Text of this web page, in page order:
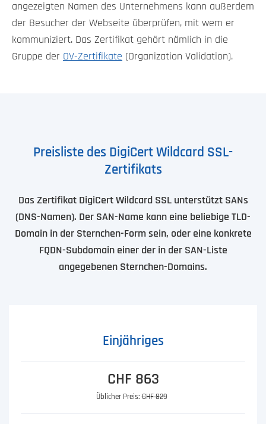
angezeigten Namen des Unternehmens kann außerdem
der Besucher der Webseite überprüfen, mit wem er
kommuniziert. Das Zertifikat gehört nämlich in die
Gruppe der OV-Zertifikate (Organization Validation).
Preisliste des DigiCert Wildcard SSL-
Zertifikats
Das Zertifikat DigiCert Wildcard SSL unterstützt SANs
(DNS-Namen). Der SAN-Name kann eine beliebige TLD-
Domain in der Sternchen-Form sein, oder eine konkrete
FQDN-Subdomain einer der in der SAN-Liste
angegebenen Sternchen-Domains.
Einjähriges
CHF 863
Üblicher Preis:CHF 829